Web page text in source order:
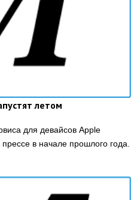
летом
для девайсов Apple
в начале прошлого года.